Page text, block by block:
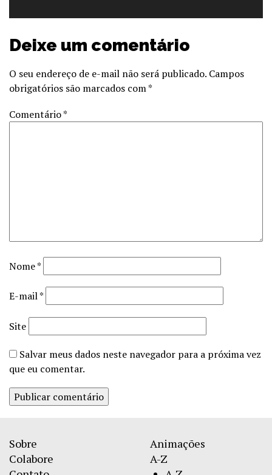
Deixe um comentário
O seu endereço de e-mail não será publicado. Campos
obrigatórios são marcados com*
Comentário*
Nome*
E-mail*
Site
Salvar meus dados neste navegador para a próxima vez
que eu comentar.
Sobre
Colabore
Animações
A-Z